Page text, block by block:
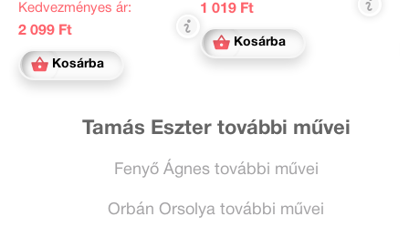
Kedvezményes ár:
2 099 Ft
Kosárba
1 019 Ft
Kosárba
Tamás Eszter további művei
Fenyő Ágnes további művei
Orbán Orsolya további művei